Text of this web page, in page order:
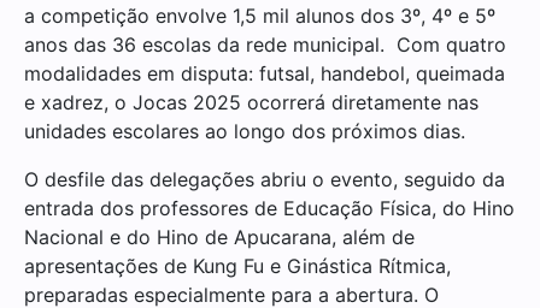
a competição envolve 1,5 mil alunos dos 3º, 4º e 5º
anos das 36 escolas da rede municipal. Com quatro
modalidades em disputa: futsal, handebol, queimada
e xadrez, o Jocas 2025 ocorrerá diretamente nas
unidades escolares ao longo dos próximos dias.
O desfile das delegações abriu o evento, seguido da
entrada dos professores de Educação Física, do Hino
Nacional e do Hino de Apucarana, além de
apresentações de Kung Fu e Ginástica Rítmica,
preparadas especialmente para a abertura. O